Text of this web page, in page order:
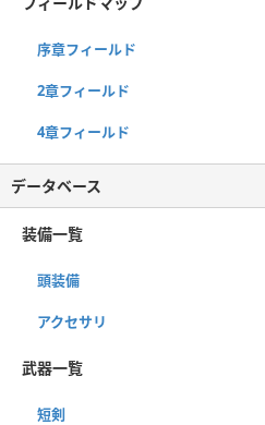
序章フィールド
2章フィールド
4章フィールド
データベース
装備一覧
頭装備
アクセサリ
武器一覧
短剣